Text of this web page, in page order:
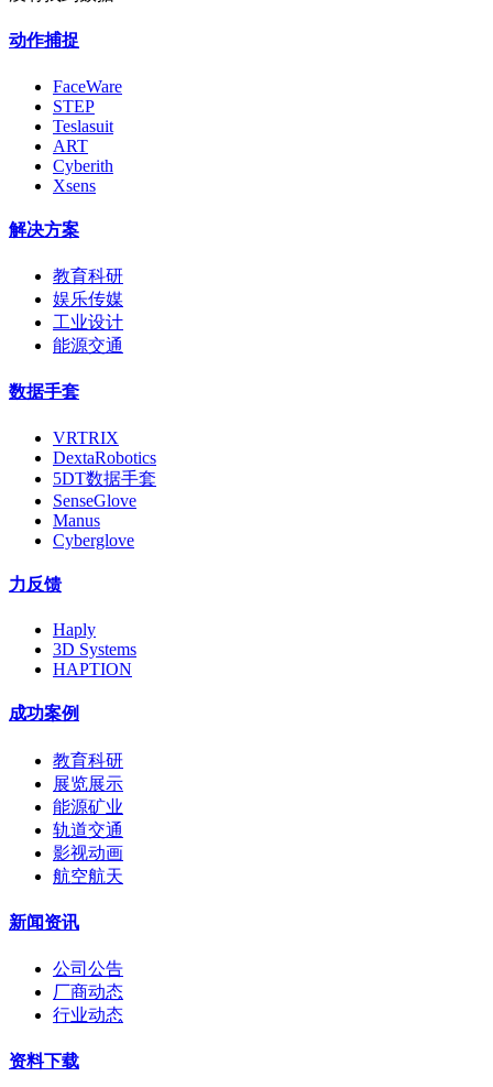
动作捕捉
FaceWare
STEP
Teslasuit
ART
Cyberith
Xsens
解决方案
教育科研
娱乐传媒
工业设计
能源交通
数据手套
VRTRIX
DextaRobotics
5DT数据手套
SenseGlove
Manus
Cyberglove
力反馈
Haply
3D Systems
HAPTION
成功案例
教育科研
展览展示
能源矿业
轨道交通
影视动画
航空航天
新闻资讯
公司公告
厂商动态
行业动态
资料下载